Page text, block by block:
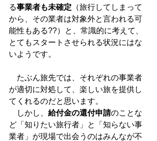
る事業者も未確定 （旅行してしまって
から、その業者は対象外と言われる可
能性もある??）と、常識的に考えて、
とてもスタートさせられる状況にはな
いようです。
たぶん旅先では、それぞれの事業者
が適切に対処して、楽しい旅を提供し
てくれるのだと思います。
しかし、 給付金の還付申請のことな
ど「知りたい旅行者」と「知らない事
業者」が現場で出会うのはみんなが不